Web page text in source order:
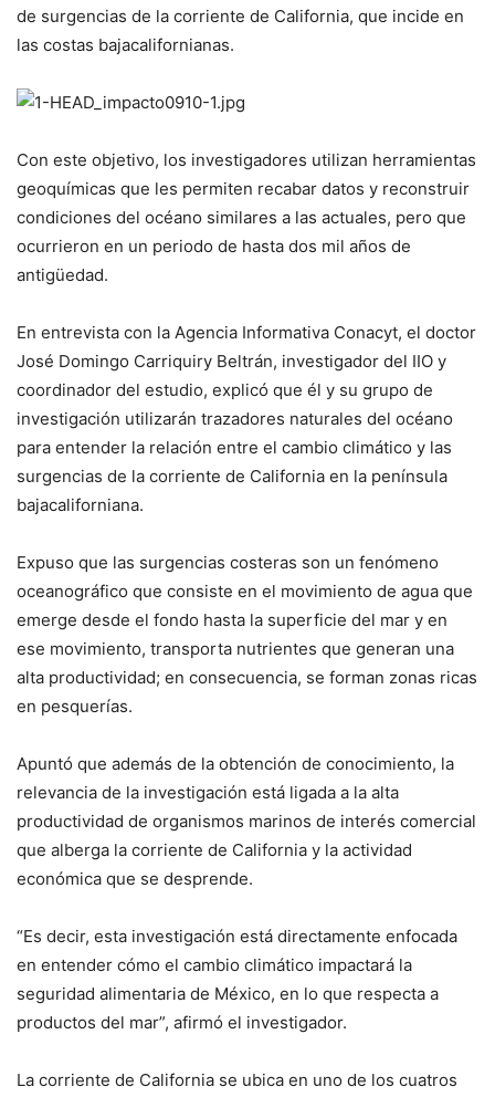
de surgencias de la corriente de California, que incide en
las costas bajacalifornianas.
Con este objetivo, los investigadores utilizan herramientas
geoquímicas que les permiten recabar datos y reconstruir
condiciones del océano similares a las actuales, pero que
ocurrieron en un periodo de hasta dos mil años de
antigüedad.
En entrevista con la Agencia Informativa Conacyt, el doctor
José Domingo Carriquiry Beltrán, investigador del IIO y
coordinador del estudio, explicó que él y su grupo de
investigación utilizarán trazadores naturales del océano
para entender la relación entre el cambio climático y las
surgencias de la corriente de California en la península
bajacaliforniana.
Expuso que las surgencias costeras son un fenómeno
oceanográfico que consiste en el movimiento de agua que
emerge desde el fondo hasta la superficie del mar y en
ese movimiento, transporta nutrientes que generan una
alta productividad; en consecuencia, se forman zonas ricas
en pesquerías.
Apuntó que además de la obtención de conocimiento, la
relevancia de la investigación está ligada a la alta
productividad de organismos marinos de interés comercial
que alberga la corriente de California y la actividad
económica que se desprende.
“Es decir, esta investigación está directamente enfocada
en entender cómo el cambio climático impactará la
seguridad alimentaria de México, en lo que respecta a
productos del mar”, afirmó el investigador.
La corriente de California se ubica en uno de los cuatros